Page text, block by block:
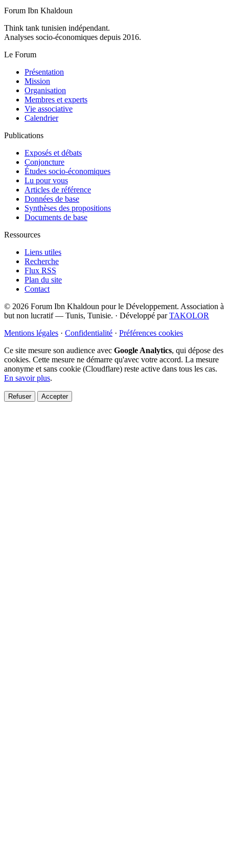
Forum Ibn Khaldoun
Think tank tunisien indépendant.
Analyses socio-économiques depuis 2016.
Le Forum
Présentation
Mission
Organisation
Membres et experts
Vie associative
Calendrier
Publications
Exposés et débats
Conjoncture
Études socio-économiques
Lu pour vous
Articles de référence
Données de base
Synthèses des propositions
Documents de base
Ressources
Liens utiles
Recherche
Flux RSS
Plan du site
Contact
© 2026 Forum Ibn Khaldoun pour le Développement. Association à
but non lucratif — Tunis, Tunisie. · Développé parTAKOLOR
Mentions légales · Confidentialité · Préférences cookies
Ce site mesure son audience avec Google Analytics, qui dépose des
cookies. Cette mesure ne démarre qu'avec votre accord. La mesure
anonyme et sans cookie (Cloudflare) reste active dans tous les cas.
En savoir plus.
Refuser Accepter